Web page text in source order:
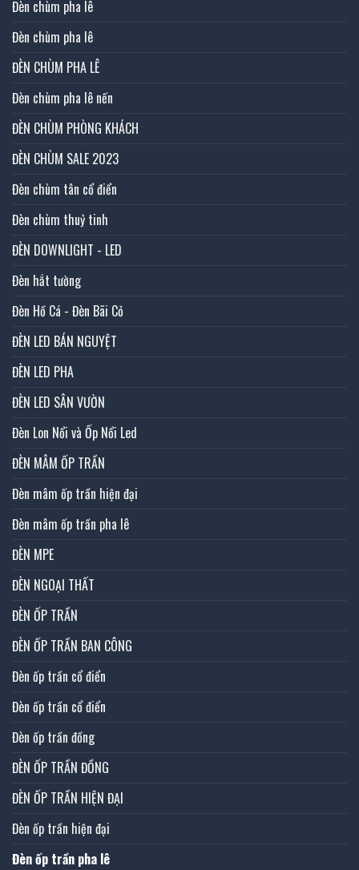
Đèn chùm pha lê
Đèn chùm pha lê
ĐÈN CHÙM PHA LÊ
Đèn chùm pha lê nến
ĐÈN CHÙM PHÒNG KHÁCH
ĐÈN CHÙM SALE 2023
Đèn chùm tân cổ điển
Đèn chùm thuỷ tinh
ĐÈN DOWNLIGHT - LED
Đèn hắt tường
Đèn Hồ Cá - Đèn Bãi Cỏ
ĐÈN LED BÁN NGUYỆT
ĐÈN LED PHA
ĐÈN LED SÂN VƯỜN
Đèn Lon Nổi và Ốp Nổi Led
ĐÈN MÂM ỐP TRẦN
Đèn mâm ốp trần hiện đại
Đèn mâm ốp trần pha lê
ĐÈN MPE
ĐÈN NGOẠI THẤT
ĐÈN ỐP TRẦN
ĐÈN ỐP TRẦN BAN CÔNG
Đèn ốp trần cổ điển
Đèn ốp trần cổ điển
Đèn ốp trần đồng
ĐÈN ỐP TRẦN ĐỒNG
ĐÈN ỐP TRẦN HIỆN ĐẠI
Đèn ốp trần hiện đại
Đèn ốp trần pha lê